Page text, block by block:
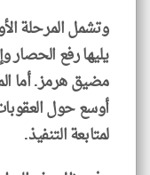
وتشمل المرحلة
يليها رفع الحصار
مضيق هرمز. أما
أوسع حول
لمتابعة التنفيذ.